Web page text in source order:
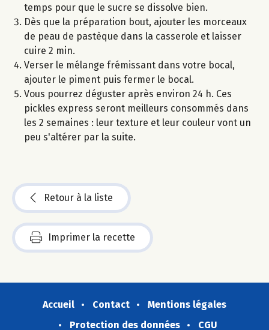
temps pour que le sucre se dissolve bien.
Dès que la préparation bout, ajouter les morceaux
de peau de pastèque dans la casserole et laisser
cuire 2 min.
Verser le mélange frémissant dans votre bocal,
ajouter le piment puis fermer le bocal.
Vous pourrez déguster après environ 24 h. Ces
pickles express seront meilleurs consommés dans
les 2 semaines : leur texture et leur couleur vont un
peu s'altérer par la suite.
Retour à la liste
Imprimer la recette
Accueil Contact
Mentions légales
Protection des données
CGU